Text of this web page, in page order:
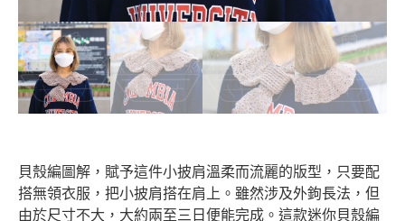
貝殼編圖解，賦予這件小披肩溫柔而流麗的版型，只要配
搭無領衣服，把小披肩搭在肩上。雖然涉及外鉤長法，但
由於尺寸不大，大約兩至三日便能完成。這款迷你貝殼編